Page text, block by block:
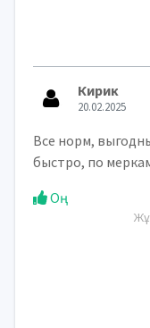
Кирик
20.02.2025
Все норм,
быстро, по
Оң